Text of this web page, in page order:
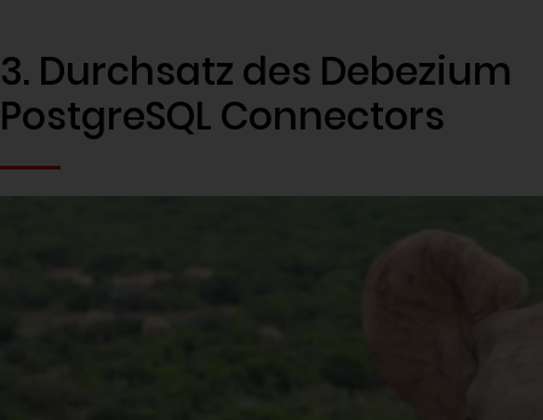
3. Durchsatz des Debezium
PostgreSQL Connectors